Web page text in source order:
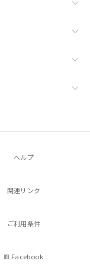
ヘルプ
関連リンク
ご利用条件
Facebook